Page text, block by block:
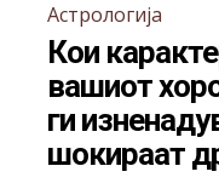
Астрологија
Кои
вашиот
ги
шокираат